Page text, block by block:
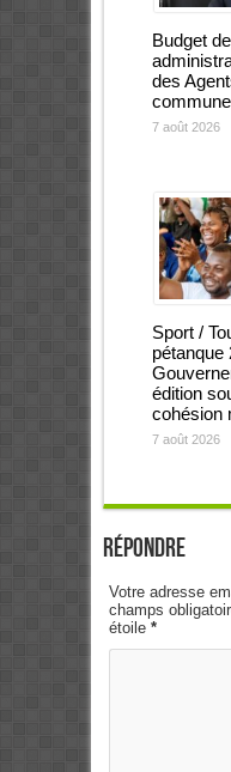
Budget
des
7 août 2026
Sport /
pétanque
édition
cohésion
7 août 2026
Répondre
Votre adresse
champs
étoile *